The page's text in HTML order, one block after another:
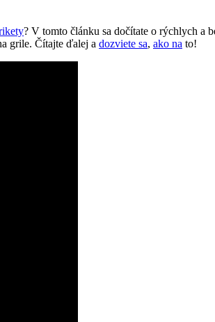
? V tomto‍ článku sa ​dočítate o rýchlych a
grile. Čítajte ďalej a dozviete sa, ako na to!